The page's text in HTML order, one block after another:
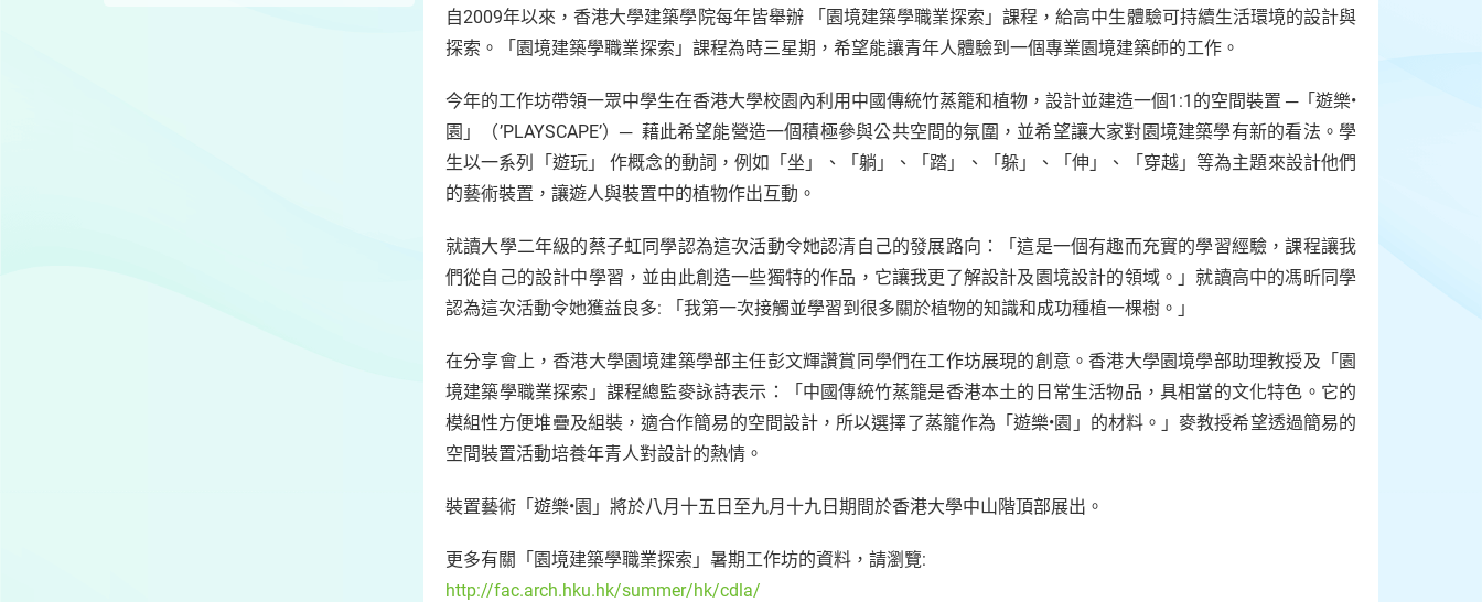
自2009年以來，香港大學建築學院每年皆舉辦 「園境建築學職業探索」課程，給高中生體驗可持續生活環境的設計與
探索。「園境建築學職業探索」課程為時三星期，希望能讓青年人體驗到一個專業園境建築師的工作。
今年的工作坊帶領一眾中學生在香港大學校園內利用中國傳統竹蒸籠和植物，設計並建造一個1:1的空間裝置 ─「遊樂•
園」（’PLAYSCAPE’）─ 藉此希望能營造一個積極參與公共空間的氛圍，並希望讓大家對園境建築學有新的看法。學
生以一系列「遊玩」 作概念的動詞，例如「坐」、「躺」、「踏」、「躲」、「伸」、「穿越」等為主題來設計他們
的藝術裝置，讓遊人與裝置中的植物作出互動。
就讀大學二年級的蔡子虹同學認為這次活動令她認清自己的發展路向：「這是一個有趣而充實的學習經驗，課程讓我
們從自己的設計中學習，並由此創造一些獨特的作品，它讓我更了解設計及園境設計的領域。」就讀高中的馮昕同學
認為這次活動令她獲益良多: 「我第一次接觸並學習到很多關於植物的知識和成功種植一棵樹。」
在分享會上，香港大學園境建築學部主任彭文輝讚賞同學們在工作坊展現的創意。香港大學園境學部助理教授及「園
境建築學職業探索」課程總監麥詠詩表示：「中國傳統竹蒸籠是香港本土的日常生活物品，具相當的文化特色。它的
模組性方便堆疊及組裝，適合作簡易的空間設計，所以選擇了蒸籠作為「遊樂•園」的材料。」麥教授希望透過簡易的
空間裝置活動培養年青人對設計的熱情。
裝置藝術「遊樂•園」將於八月十五日至九月十九日期間於香港大學中山階頂部展出。
更多有關「園境建築學職業探索」暑期工作坊的資料，請瀏覽:
http://fac.arch.hku.hk/summer/hk/cdla/